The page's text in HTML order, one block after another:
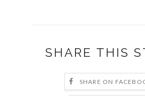
SHARE THIS
SHARE ON